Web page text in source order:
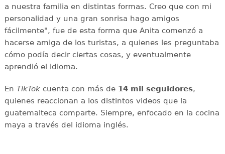
a nuestra familia en distintas formas. Creo que con mi
personalidad y una gran sonrisa hago amigos
fácilmente", fue de esta forma que Anita comenzó a
hacerse amiga de los turistas, a quienes les preguntaba
cómo podía decir ciertas cosas, y eventualmente
aprendió el idioma.
En TikTokcuenta con más de 14 mil seguidores,
quienes reaccionan a los distintos videos que la
guatemalteca comparte. Siempre, enfocado en la cocina
maya a través del idioma inglés.